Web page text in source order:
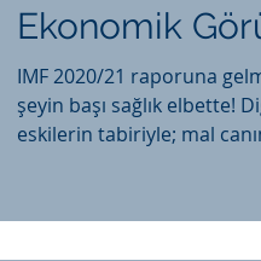
Ekonomik
IMF 2020/21 raporuna
şeyin başı sağlık elbette! Diğer yandan
eskilerin tabiriyle; mal canın